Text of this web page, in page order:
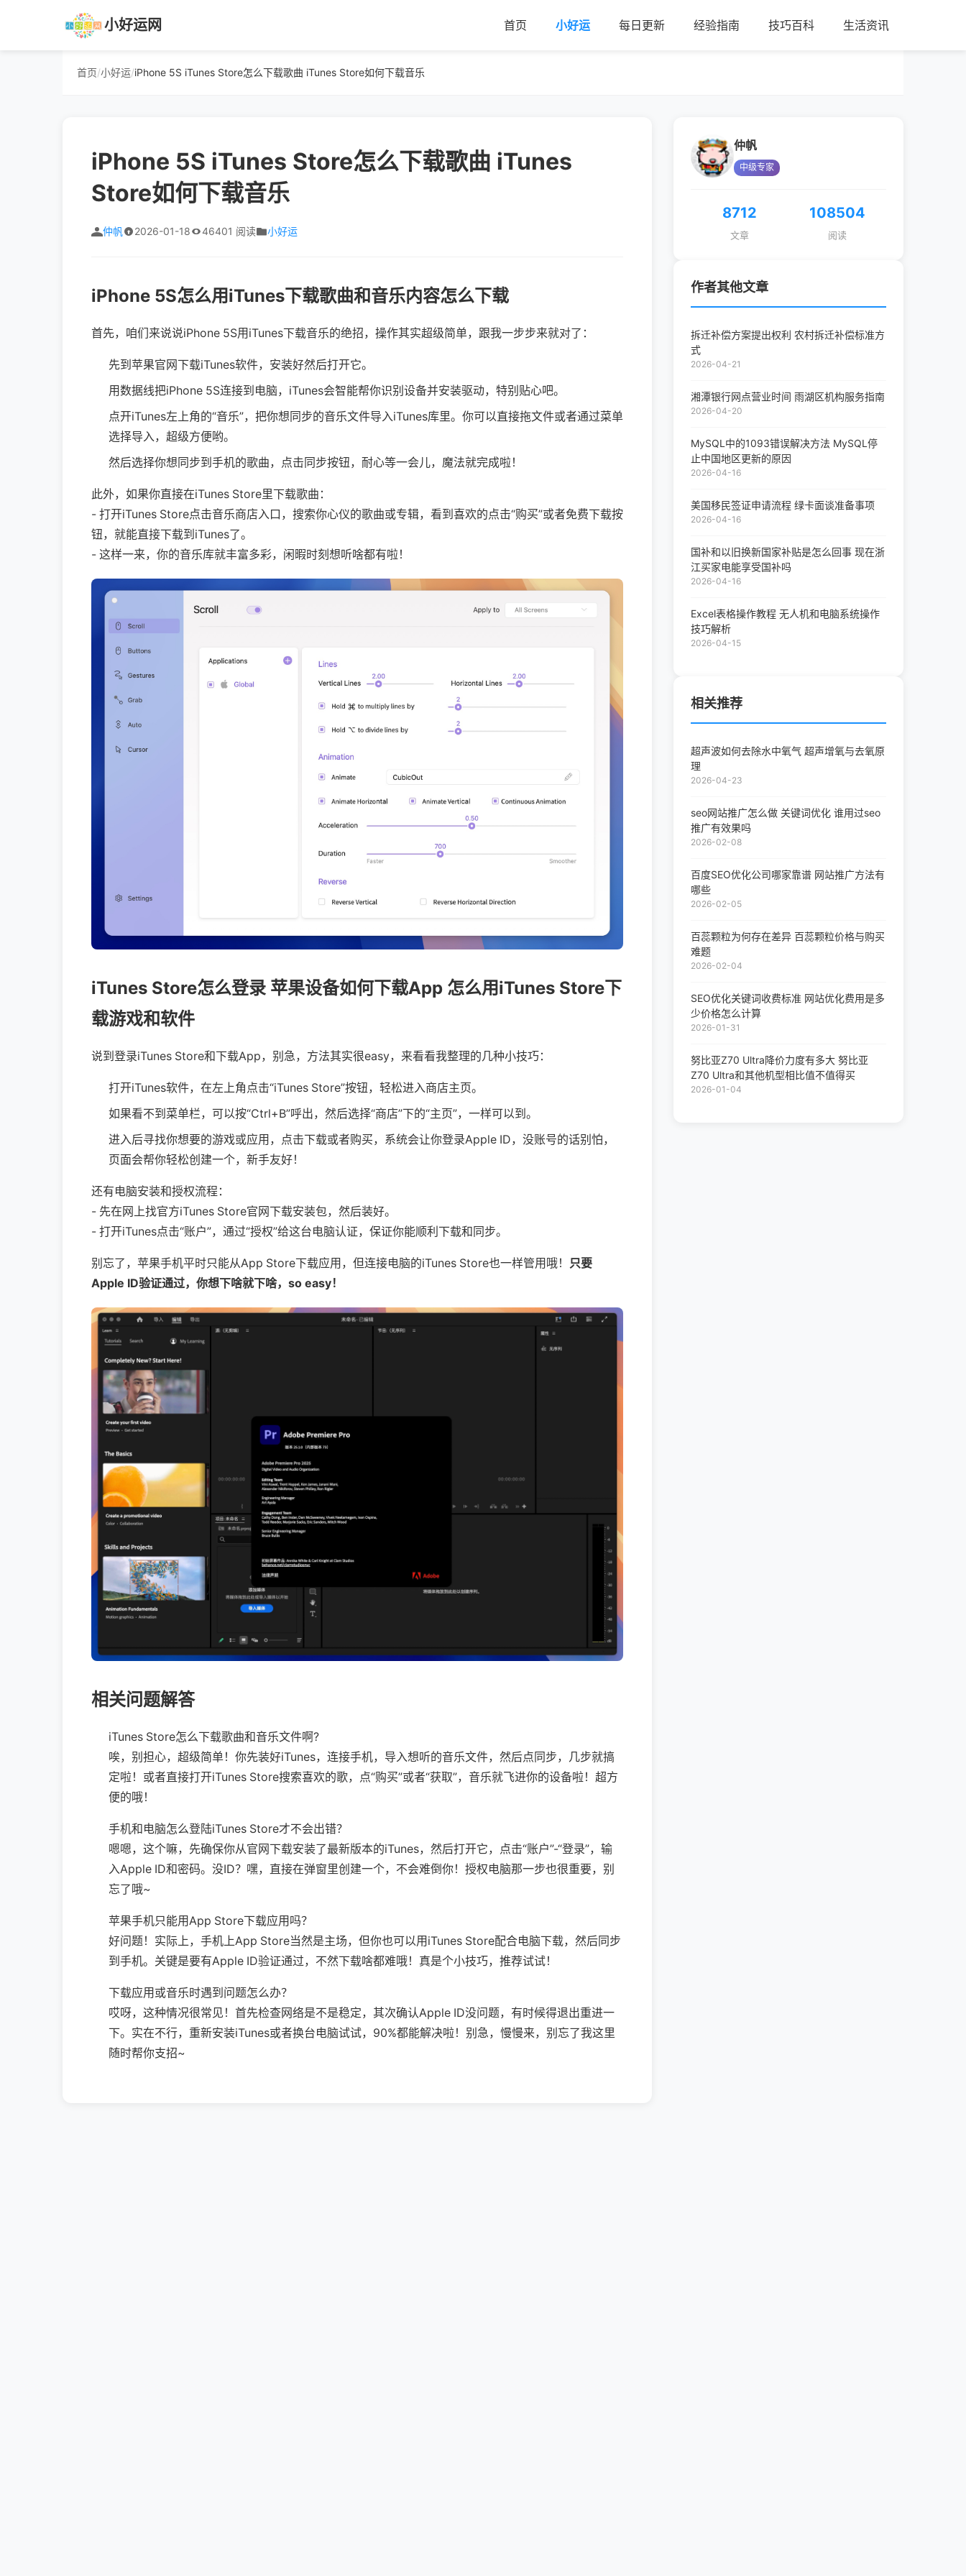
小好运网 首页 小好运 每日更新 经验指南 技巧百科 生活资讯
首页 /小好运/iPhone 5S iTunes Store怎么下载歌曲 iTunes Store如何下载音乐
iPhone 5S iTunes Store怎么下载歌曲 iTunes
Store如何下载音乐
仲帆 2026-01-18 46401 阅读 小好运
iPhone 5S怎么用iTunes下载歌曲和音乐内容怎么下载
首先，咱们来说说iPhone 5S用iTunes下载音乐的绝招，操作其实超级简单，跟我一步步来就对了：
先到苹果官网下载iTunes软件，安装好然后打开它。
用数据线把iPhone 5S连接到电脑，iTunes会智能帮你识别设备并安装驱动，特别贴心吧。
点开iTunes左上角的“音乐”，把你想同步的音乐文件导入iTunes库里。你可以直接拖文件或者通过菜单
选择导入，超级方便哟。
然后选择你想同步到手机的歌曲，点击同步按钮，耐心等一会儿，魔法就完成啦！
此外，如果你直接在iTunes Store里下载歌曲：
- 打开iTunes Store点击音乐商店入口，搜索你心仪的歌曲或专辑，看到喜欢的点击“购买”或者免费下载按
钮，就能直接下载到iTunes了。
- 这样一来，你的音乐库就丰富多彩，闲暇时刻想听啥都有啦！
iTunes Store怎么登录 苹果设备如何下载App 怎么用iTunes Store下
载游戏和软件
说到登录iTunes Store和下载App，别急，方法其实很easy，来看看我整理的几种小技巧：
打开iTunes软件，在左上角点击“iTunes Store”按钮，轻松进入商店主页。
如果看不到菜单栏，可以按“Ctrl+B”呼出，然后选择“商店”下的“主页”，一样可以到。
进入后寻找你想要的游戏或应用，点击下载或者购买，系统会让你登录Apple ID，没账号的话别怕，
页面会帮你轻松创建一个，新手友好！
还有电脑安装和授权流程：
- 先在网上找官方iTunes Store官网下载安装包，然后装好。
- 打开iTunes点击“账户”，通过“授权”给这台电脑认证，保证你能顺利下载和同步。
别忘了，苹果手机平时只能从App Store下载应用，但连接电脑的iTunes Store也一样管用哦！
只要
Apple ID验证通过，你想下啥就下啥，so easy！
相关问题解答
iTunes Store怎么下载歌曲和音乐文件啊?
唉，别担心，超级简单！你先装好iTunes，连接手机，导入想听的音乐文件，然后点同步，几步就搞
定啦！或者直接打开iTunes Store搜索喜欢的歌，点“购买”或者“获取”，音乐就飞进你的设备啦！超方
便的哦！
手机和电脑怎么登陆iTunes Store才不会出错？
嗯嗯，这个嘛，先确保你从官网下载安装了最新版本的iTunes，然后打开它，点击“账户”-“登录”，输
入Apple ID和密码。没ID？嘿，直接在弹窗里创建一个，不会难倒你！授权电脑那一步也很重要，别
忘了哦~
苹果手机只能用App Store下载应用吗？
好问题！实际上，手机上App Store当然是主场，但你也可以用iTunes Store配合电脑下载，然后同步
到手机。关键是要有Apple ID验证通过，不然下载啥都难哦！真是个小技巧，推荐试试！
下载应用或音乐时遇到问题怎么办？
哎呀，这种情况很常见！首先检查网络是不是稳定，其次确认Apple ID没问题，有时候得退出重进一
下。实在不行，重新安装iTunes或者换台电脑试试，90%都能解决啦！别急，慢慢来，别忘了我这里
随时帮你支招~
仲帆
中级专家
8712
文章
108504
阅读
作者其他文章
拆迁补偿方案提出权利 农村拆迁补偿标准方
式
2026-04-21
湘潭银行网点营业时间 雨湖区机构服务指南
2026-04-20
MySQL中的1093错误解决方法 MySQL停
止中国地区更新的原因
2026-04-16
美国移民签证申请流程 绿卡面谈准备事项
2026-04-16
国补和以旧换新国家补贴是怎么回事 现在浙
江买家电能享受国补吗
2026-04-16
Excel表格操作教程 无人机和电脑系统操作
技巧解析
2026-04-15
相关推荐
超声波如何去除水中氧气 超声增氧与去氧原
理
2026-04-23
seo网站推广怎么做 关键词优化 谁用过seo
推广有效果吗
2026-02-08
百度SEO优化公司哪家靠谱 网站推广方法有
哪些
2026-02-05
百蕊颗粒为何存在差异 百蕊颗粒价格与购买
难题
2026-02-04
SEO优化关键词收费标准 网站优化费用是多
少价格怎么计算
2026-01-31
努比亚Z70 Ultra降价力度有多大 努比亚
Z70 Ultra和其他机型相比值不值得买
2026-01-04